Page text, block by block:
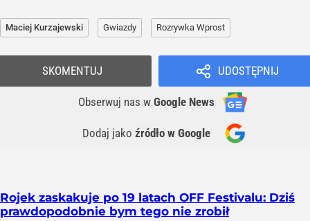
Maciej Kurzajewski Gwiazdy Rozrywka Wprost
UDOSTĘPNIJ
Obserwuj nas w Google News
Dodaj jako źródło w Google
SKOMENTUJ
Rojek zaskakuje po 19 latach OFF Festivalu: Dziś
prawdopodobnie bym tego nie zrobił